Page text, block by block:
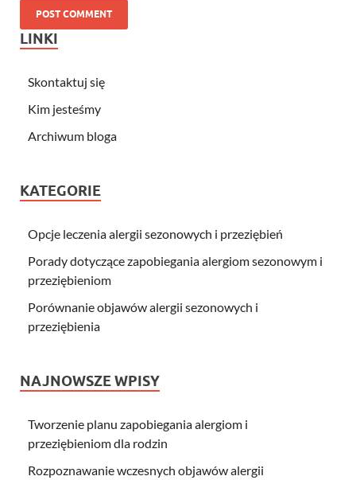
LINKI
Skontaktuj się
Kim jesteśmy
Archiwum bloga
KATEGORIE
Opcje leczenia alergii sezonowych i przeziębień
Porady dotyczące zapobiegania alergiom sezonowym i
przeziębieniom
Porównanie objawów alergii sezonowych i
przeziębienia
NAJNOWSZE WPISY
Tworzenie planu zapobiegania alergiom i
przeziębieniom dla rodzin
Rozpoznawanie wczesnych objawów alergii